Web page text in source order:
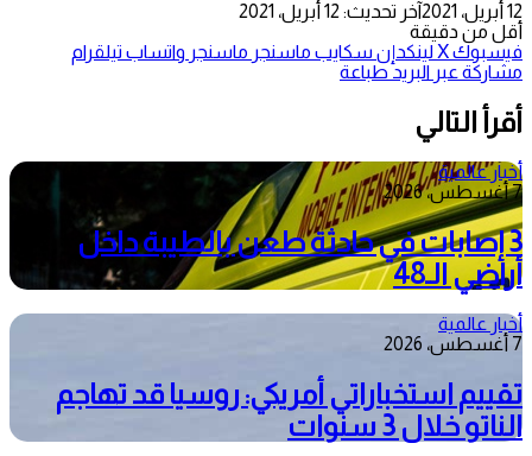
12 أبريل، 2021
آخر تحديث: 12 أبريل، 2021
أقل من دقيقة
فيسبوك‫Xلينكدإن سكايب ماسنجر ماسنجر واتساب تيلقرام
مشاركة عبر البريد طباعة
أقرأ التالي
أخبار عالمية
7 أغسطس، 2026
3 إصابات في حادثة طعن بالطيبة داخل
أراضي الـ48
أخبار عالمية
7 أغسطس، 2026
تقييم استخباراتي أمريكي: روسيا قد تهاجم
الناتو خلال 3 سنوات